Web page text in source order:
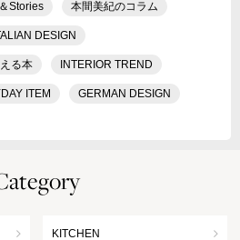
Stories 本間美紀のコラム
DESIGN
る本 INTERIOR TREND
ITEM GERMAN DESIGN
KITCHEN